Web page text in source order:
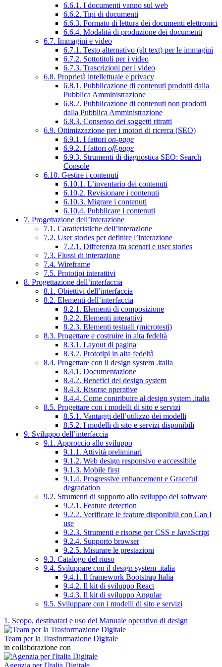
6.6.1. I documenti vanno sul web
6.6.2. Tipi di documenti
6.6.3. Formato di lettura dei documenti elettronici
6.6.4. Modalità di produzione dei documenti
6.7. Immagini e video
6.7.1. Testo alternativo (alt text) per le immagini
6.7.2. Sottotitoli per i video
6.7.3. Trascrizioni per i video
6.8. Proprietà intellettuale e privacy
6.8.1. Pubblicazione di contenuti prodotti dalla
Pubblica Amministrazione
6.8.2. Pubblicazione di contenuti non prodotti
dalla Pubblica Amministrazione
6.8.3. Consenso dei soggetti ritratti
6.9. Ottimizzazione per i motori di ricerca (SEO)
6.9.1. I fattori on-page
6.9.2. I fattori off-page
6.9.3. Strumenti di diagnostica SEO: Search
Console
6.10. Gestire i contenuti
6.10.1. L’inventario dei contenuti
6.10.2. Revisionare i contenuti
6.10.3. Migrare i contenuti
6.10.4. Pubblicare i contenuti
7. Progettazione dell’interazione
7.1. Caratteristiche dell’interazione
7.2. User stories per definire l’interazione
7.2.1. Differenza tra scenari e user stories
7.3. Flussi di interazione
7.4. Wireframe
7.5. Prototipi interattivi
8. Progettazione dell’interfaccia
8.1. Obiettivi dell’interfaccia
8.2. Elementi dell’interfaccia
8.2.1. Elementi di composizione
8.2.2. Elementi interattivi
8.2.3. Elementi testuali (microtesti)
8.3. Progettare e costruire in alta fedeltà
8.3.1. Layout di pagina
8.3.2. Prototipi in alta fedeltà
8.4. Progettare con il design system .italia
8.4.1. Documentazione
8.4.2. Benefici del design system
8.4.3. Risorse operative
8.4.4. Come contribuire al design system .italia
8.5. Progettare con i modelli di sito e servizi
8.5.1. Vantaggi dell’utilizzo dei modelli
8.5.2. I modelli di sito e servizi disponibili
9. Sviluppo dell’interfaccia
9.1. Approccio allo sviluppo
9.1.1. Attività preliminari
9.1.2. Web design responsivo e accessibile
9.1.3. Mobile first
9.1.4. Progressive enhancement e Graceful
degradation
9.2. Strumenti di supporto allo sviluppo del software
9.2.1. Feature detection
9.2.2. Verificare le feature disponibili con Can I
use
9.2.3. Strumenti e risorse per CSS e JavaScript
9.2.4. Supporto browser
9.2.5. Misurare le prestazioni
9.3. Catalogo del riuso
9.4. Sviluppare con il design system .italia
9.4.1. Il framework Bootstrap Italia
9.4.2. Il kit di sviluppo React
9.4.3. Il kit di sviluppo Angular
9.5. Sviluppare con i modelli di sito e servizi
1. Scopo, destinatari e uso del Manuale operativo di design
Team per la Trasformazione Digitale
in collaborazione con
Agenzia per l'Italia Digitale